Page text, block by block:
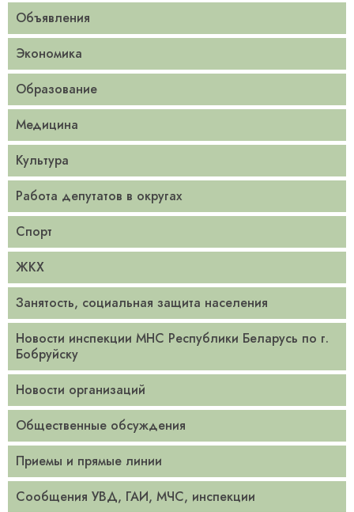
Объявления
Экономика
Образование
Медицина
Культура
Работа депутатов в округах
Спорт
ЖКХ
Занятость, социальная защита населения
Новости инспекции МНС Республики Беларусь по г.
Бобруйску
Новости организаций
Общественные обсуждения
Приемы и прямые линии
Сообщения УВД, ГАИ, МЧС, инспекции